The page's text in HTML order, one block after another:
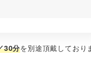
30分を別途頂戴しており